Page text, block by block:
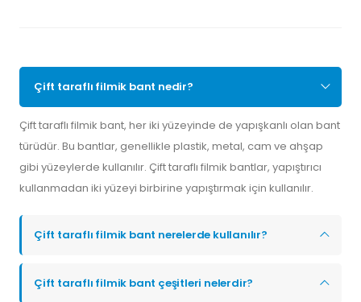
Çift taraflı filmik bant nedir?
Çift taraflı filmik bant, her iki yüzeyinde de yapışkanlı olan bant
türüdür. Bu bantlar, genellikle plastik, metal, cam ve ahşap
gibi yüzeylerde kullanılır. Çift taraflı filmik bantlar, yapıştırıcı
kullanmadan iki yüzeyi birbirine yapıştırmak için kullanılır.
Çift taraflı filmik bant nerelerde kullanılır?
Çift taraflı filmik bant çeşitleri nelerdir?